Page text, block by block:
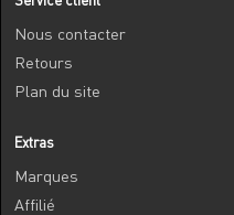
Nous contacter
Retours
Plan du site
Extras
Marques
Affilié